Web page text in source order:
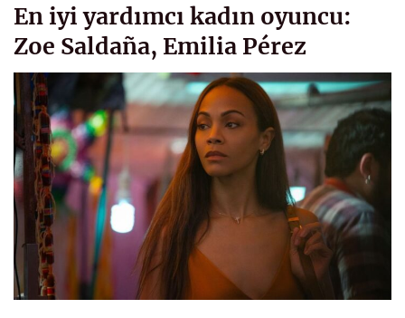
En iyi yardımcı kadın oyuncu:
Zoe Saldaña, Emilia Pérez